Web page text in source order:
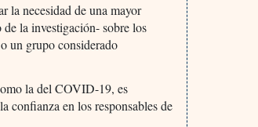
la necesidad de una mayor
la investigación- sobre los
un grupo considerado
la del COVID-19, es
confianza en los responsables de